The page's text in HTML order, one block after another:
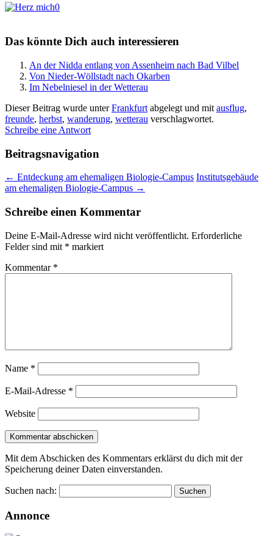
0
Das könnte Dich auch interessieren
An der Nidda entlang von Assenheim nach Bad Vilbel
Von Nieder-Wöllstadt nach Okarben
Im Nebelniesel in der Wetterau
Dieser Beitrag wurde unterFrankfurt abgelegt und mit ausflug,
freunde, herbst, wanderung, wetterau verschlagwortet.
Schreibe eine Antwort
Beitragsnavigation
← Entdeckung am ehemaligen Biologie-Campus Institutsgebäude
am ehemaligen Biologie-Campus →
Schreibe einen Kommentar
Deine E-Mail-Adresse wird nicht veröffentlicht. Erforderliche
Felder sind mit * markiert
Kommentar *
Name *
E-Mail-Adresse *
Website
Mit dem Abschicken des Kommentars erklärst du dich mit der
Speicherung deiner Daten einverstanden.
Suchen nach:
Annonce